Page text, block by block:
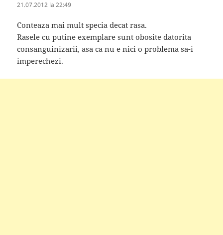
21.07.2012 la 22:49
Conteaza mai mult specia decat rasa.
Rasele cu putine exemplare sunt obosite datorita
consanguinizarii, asa ca nu e nici o problema sa-i
imperechezi.